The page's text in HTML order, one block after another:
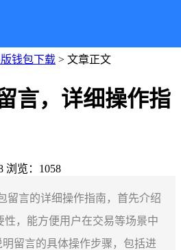
钱包下载 > 文章正文
言，详细操作指
浏览：1058
留言的详细操作指南，首先介绍
性，能方便用户在交易等场景中
留言的具体操作步骤，包括进